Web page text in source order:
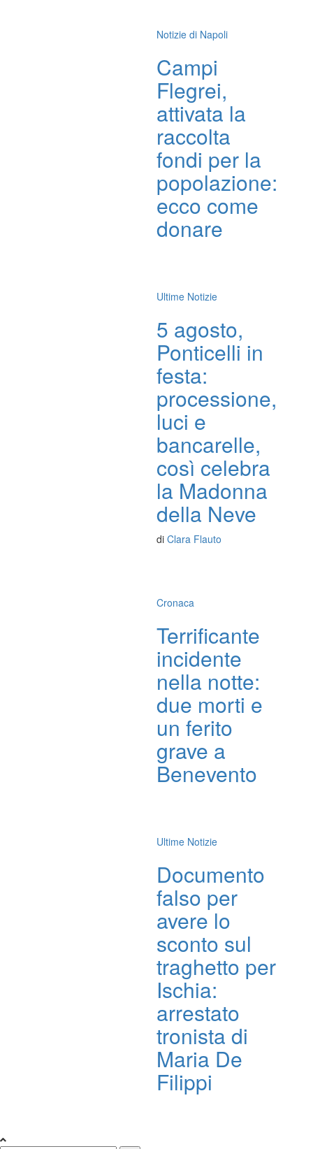
Notizie di Napoli
Campi
Flegrei,
attivata la
raccolta
fondi per la
popolazione:
ecco come
donare
Ultime Notizie
5 agosto,
Ponticelli in
festa:
processione,
luci e
bancarelle,
così celebra
la Madonna
della Neve
di Clara Flauto
Cronaca
Terrificante
incidente
nella notte:
due morti e
un ferito
grave a
Benevento
Ultime Notizie
Documento
falso per
avere lo
sconto sul
traghetto per
Ischia:
arrestato
tronista di
Maria De
Filippi